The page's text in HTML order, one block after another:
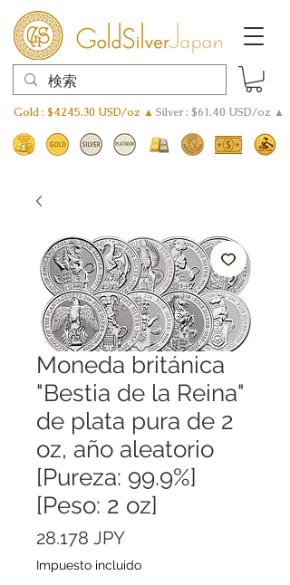
Gold : $4245.30 USD/oz ▲ Silver : $61.40 USD/oz ▲
Moneda británica
"Bestia de la Reina"
de plata pura de 2
oz, año aleatorio
[Pureza: 99.9%]
[Peso: 2 oz]
28.178 JPYPrecio
Impuesto incluido